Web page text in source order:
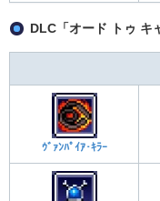
DLC「オード トゥ キ
ｳﾞｧﾝﾊﾟｲｱ･ｷﾗｰ